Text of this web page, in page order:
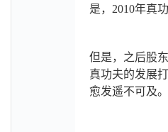
是，2010年真
但是，之后股
真功夫的发展
愈发遥不可及。